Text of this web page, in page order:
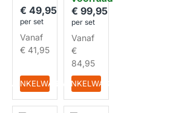
€ 49,95
per set
Vanaf
€ 41,95
IN WINKELWAGEN
HUISMERK
€ 99,95
per set
Vanaf
€
84,95
IN WINKELWAGEN